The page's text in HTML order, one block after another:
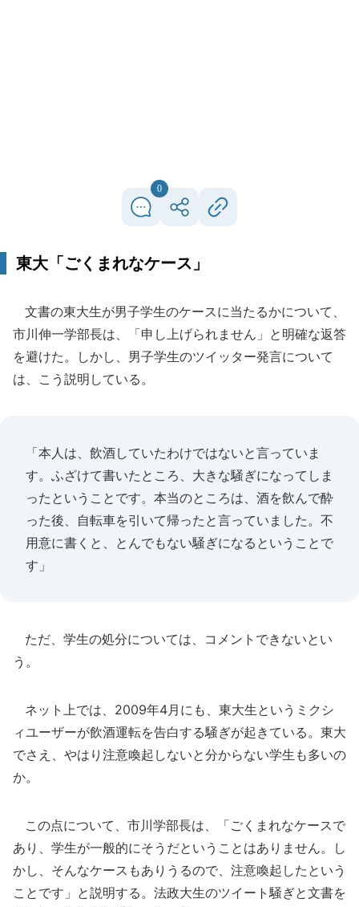
0
東大「ごくまれなケース」
文書の東大生が男子学生のケースに当たるかについて、
市川伸一学部長は、「申し上げられません」と明確な返答
を避けた。しかし、男子学生のツイッター発言について
は、こう説明している。
「本人は、飲酒していたわけではないと言っていま
す。ふざけて書いたところ、大きな騒ぎになってしま
ったということです。本当のところは、酒を飲んで酔
った後、自転車を引いて帰ったと言っていました。不
用意に書くと、とんでもない騒ぎになるということで
す」
ただ、学生の処分については、コメントできないとい
う。
ネット上では、2009年4月にも、東大生というミクシ
ィユーザーが飲酒運転を告白する騒ぎが起きている。東大
でさえ、やはり注意喚起しないと分からない学生も多いの
か。
この点について、市川学部長は、「ごくまれなケースで
あり、学生が一般的にそうだということはありません。し
かし、そんなケースもありうるので、注意喚起したという
ことです」と説明する。法政大生のツイート騒ぎと文書を